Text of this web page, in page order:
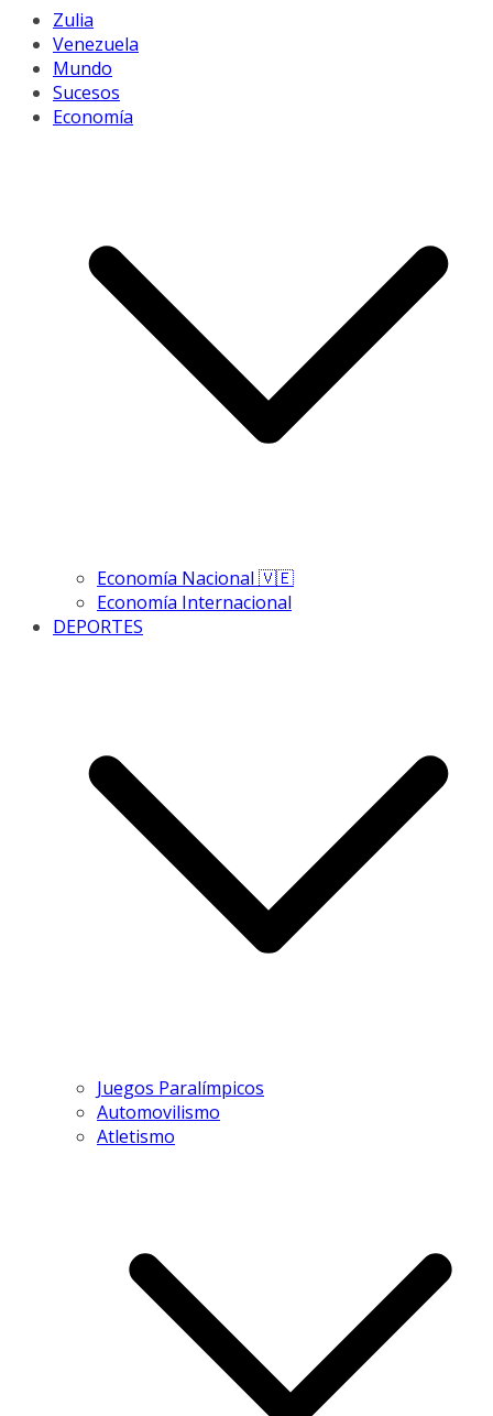
Zulia
Venezuela
Mundo
Sucesos
Economía
Economía Nacional 🇻🇪
Economía Internacional
DEPORTES
Juegos Paralímpicos
Automovilismo
Atletismo